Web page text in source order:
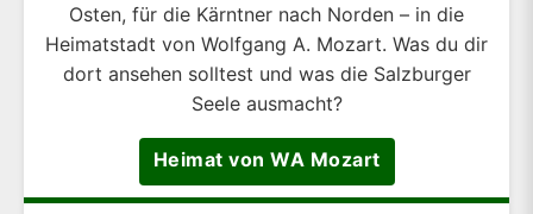
Osten, für die Kärntner nach Norden – in die
Heimatstadt von Wolfgang A. Mozart. Was du dir
dort ansehen solltest und was die Salzburger
Seele ausmacht?
Heimat von WA Mozart